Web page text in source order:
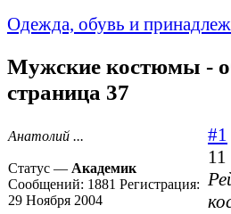
Одежда, обувь и
Мужские костюмы -
страница 37
Анатолий ...
Статус — Академик
Сообщений: 1881 Регистрация:
29 Ноября 2004
#1